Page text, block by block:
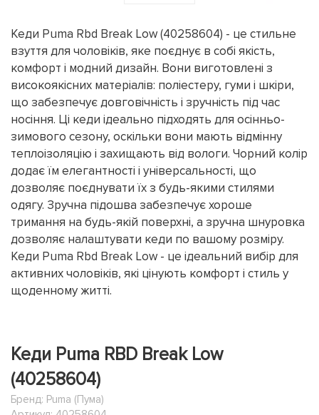
Кеди Puma Rbd Break Low (40258604) - це стильне
взуття для чоловіків, яке поєднує в собі якість,
комфорт і модний дизайн. Вони виготовлені з
високоякісних матеріалів: поліестеру, гуми і шкіри,
що забезпечує довговічність і зручність під час
носіння. Ці кеди ідеально підходять для осінньо-
зимового сезону, оскільки вони мають відмінну
теплоізоляцію і захищають від вологи. Чорний колір
додає їм елегантності і універсальності, що
дозволяє поєднувати їх з будь-якими стилями
одягу. Зручна підошва забезпечує хороше
тримання на будь-якій поверхні, а зручна шнуровка
дозволяє налаштувати кеди по вашому розміру.
Кеди Puma Rbd Break Low - це ідеальний вибір для
активних чоловіків, які цінують комфорт і стиль у
щоденному житті.
Кеди Puma RBD Break Low
(40258604)
Бренд: Puma (Пума)